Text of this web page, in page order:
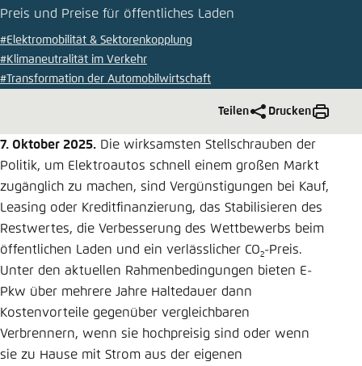
Preis und Preise für öffentliches Laden
#Elektromobilität & Sektorenkopplung
#Klimaneutralität im Verkehr
#Transformation der Automobilwirtschaft
Teilen Drucken
7. Oktober 2025. Die wirksamsten Stellschrauben der
Politik, um Elektroautos schnell einem großen Markt
zugänglich zu machen, sind Vergünstigungen bei Kauf,
Leasing oder Kreditfinanzierung, das Stabilisieren des
Restwertes, die Verbesserung des Wettbewerbs beim
öffentlichen Laden und ein verlässlicher CO2-Preis.
Unter den aktuellen Rahmenbedingungen bieten E-
Pkw über mehrere Jahre Haltedauer dann
Kostenvorteile gegenüber vergleichbaren
Verbrennern, wenn sie hochpreisig sind oder wenn
sie zu Hause mit Strom aus der eigenen
Noch kein Benutzerkonto?
AbbrechenAutomatisch
Einstellung für diese Webseite im Browser
speichern
Übernehmen